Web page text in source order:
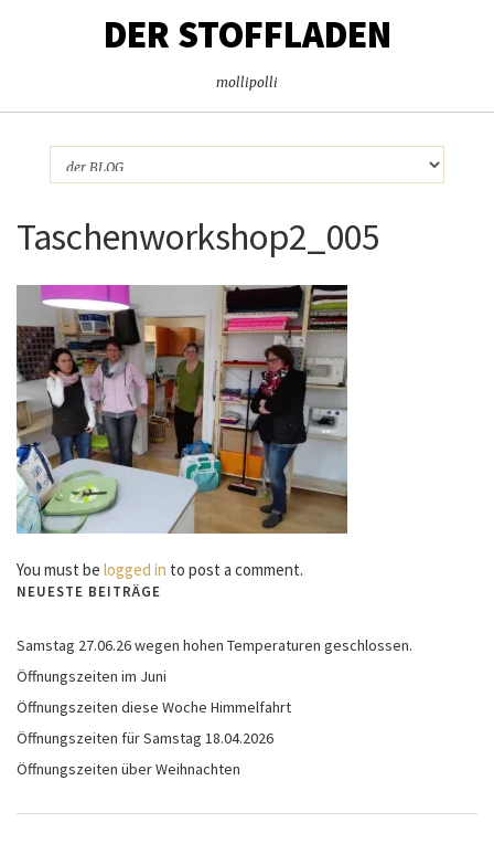
DER STOFFLADEN
mollipolli
Taschenworkshop2_005
You must be logged in to post a comment.
NEUESTE BEITRÄGE
Samstag 27.06.26 wegen hohen Temperaturen geschlossen.
Öffnungszeiten im Juni
Öffnungszeiten diese Woche Himmelfahrt
Öffnungszeiten für Samstag 18.04.2026
Öffnungszeiten über Weihnachten